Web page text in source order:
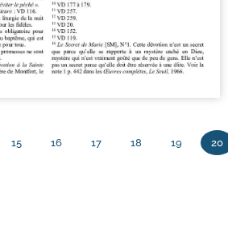
15 16 17 18 19 20